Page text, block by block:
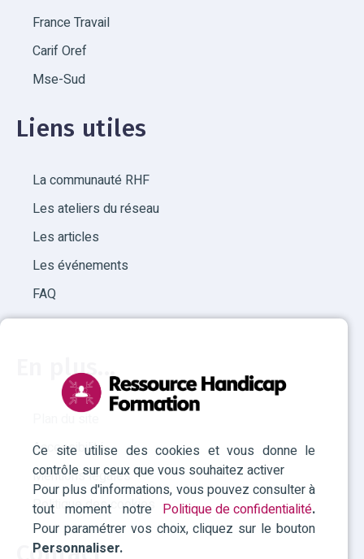
Ce site utilise des cookies et vous donne le
contrôle sur ceux que vous souhaitez activer
Pour plus d'informations, vous pouvez consulter à
tout moment notre Politique de confidentialité.
Pour paramétrer vos choix, cliquez sur le bouton
Personnaliser.
France Travail
Carif Oref
Mse-Sud
Liens utiles
La communauté RHF
Les ateliers du réseau
Les articles
Les événements
FAQ
En plus...
Plan du site
Accessibilité
Mentions légales
Politique des cookies